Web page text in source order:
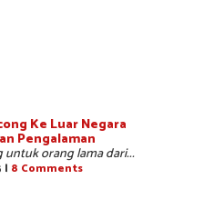
Ke Luar Negara
Pengalaman
untuk orang lama dari...
| 8 Comments